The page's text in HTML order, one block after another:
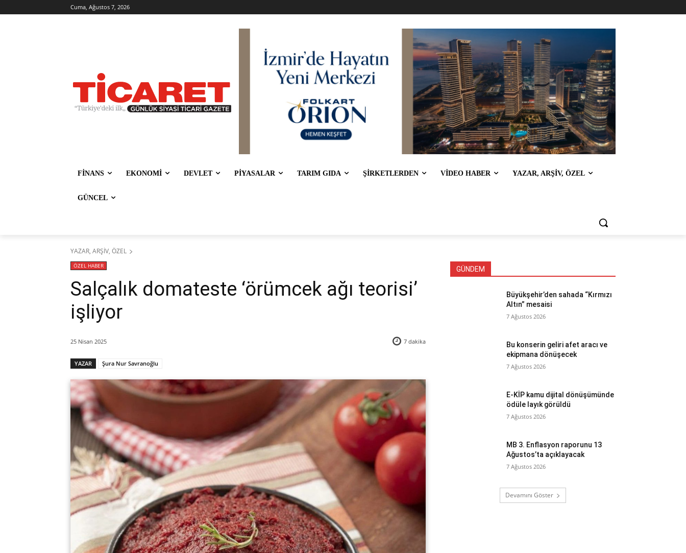
Cuma, Ağustos 7, 2026
FİNANS EKONOMİ DEVLET PİYASALAR TARIM GIDA ŞİRKETLERDEN VİDEO HABER YAZAR, ARŞİV, ÖZEL
GÜNCEL
YAZAR, ARŞİV, ÖZEL
ÖZEL HABER
Salçalık domateste ‘örümcek ağı teorisi’
işliyor
25 Nisan 2025 7 dakika
YAZAR Şura Nur Savranoğlu
GÜNDEM
Büyükşehir’den sahada “Kırmızı
Altın” mesaisi
7 Ağustos 2026
Bu konserin geliri afet aracı ve
ekipmana dönüşecek
7 Ağustos 2026
E-KİP kamu dijital dönüşümünde
ödüle layık görüldü
7 Ağustos 2026
MB 3. Enflasyon raporunu 13
Ağustos’ta açıklayacak
7 Ağustos 2026
Devamını Göster